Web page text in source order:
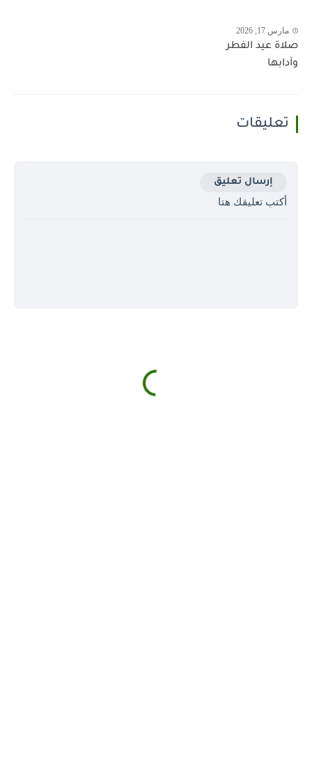
مارس 17, 2026
صلاة عيد الفطر
وآدابها
تعليقات
إرسال تعليق
أكتب تعليقك هتا